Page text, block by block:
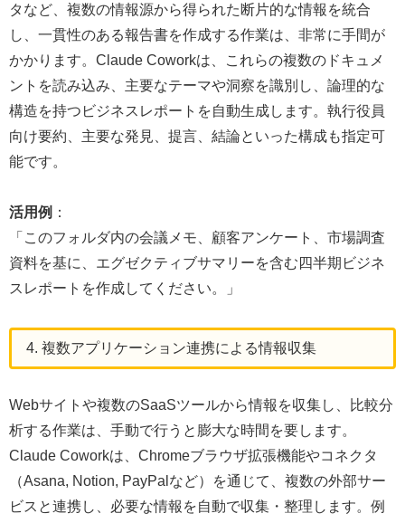
タなど、複数の情報源から得られた断片的な情報を統合
し、一貫性のある報告書を作成する作業は、非常に手間が
かかります。Claude Coworkは、これらの複数のドキュメ
ントを読み込み、主要なテーマや洞察を識別し、論理的な
構造を持つビジネスレポートを自動生成します。執行役員
向け要約、主要な発見、提言、結論といった構成も指定可
能です。
活用例 ：
「このフォルダ内の会議メモ、顧客アンケート、市場調査
資料を基に、エグゼクティブサマリーを含む四半期ビジネ
スレポートを作成してください。」
4. 複数アプリケーション連携による情報収集
Webサイトや複数のSaaSツールから情報を収集し、比較分
析する作業は、手動で行うと膨大な時間を要します。
Claude Coworkは、Chromeブラウザ拡張機能やコネクタ
（Asana, Notion, PayPalなど）を通じて、複数の外部サー
ビスと連携し、必要な情報を自動で収集・整理します。例